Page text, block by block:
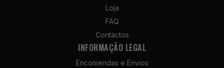
Loja
FAQ
Contactos
INFORMAÇÃO LEGAL
Encomendas e Envios
Estatísticas
Para que
possamos